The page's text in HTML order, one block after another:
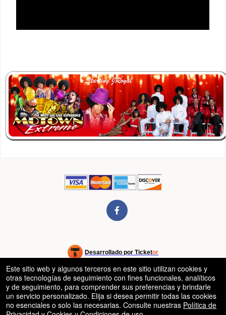
Desarrollado por Ticketor
Sistema de venta de entradas y taquilla de Ticketor
Software de venta de entradas y taquilla para recintos, teatros y
estadios
© Todos los Derechos Reservados.
50.28.84.148
Condiciones de uso
Este sitio web y algunos terceros en este sitio utilizan cookies y
otras tecnologías de seguimiento con fines funcionales, analíticos
y de seguimiento, para comprender sus preferencias y brindarle
un servicio personalizado. Elija si desea permitir todas las cookies
no esenciales o solo las necesarias. Consulte nuestras Política de